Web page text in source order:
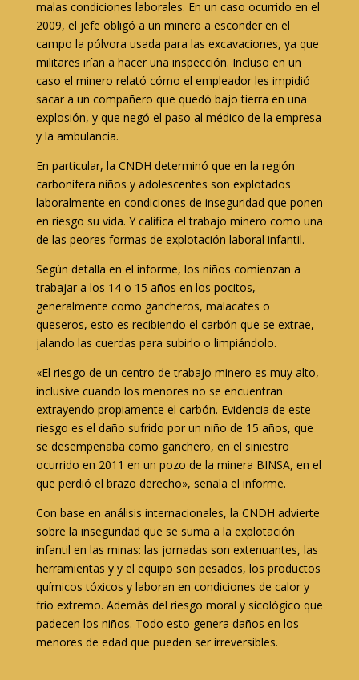
malas condiciones laborales. En un caso ocurrido en el
2009, el jefe obligó a un minero a esconder en el
campo la pólvora usada para las excavaciones, ya que
militares irían a hacer una inspección. Incluso en un
caso el minero relató cómo el empleador les impidió
sacar a un compañero que quedó bajo tierra en una
explosión, y que negó el paso al médico de la empresa
y la ambulancia.
En particular, la CNDH determinó que en la región
carbonífera niños y adolescentes son explotados
laboralmente en condiciones de inseguridad que ponen
en riesgo su vida. Y califica el trabajo minero como una
de las peores formas de explotación laboral infantil.
Según detalla en el informe, los niños comienzan a
trabajar a los 14 o 15 años en los pocitos,
generalmente como gancheros, malacates o
queseros, esto es recibiendo el carbón que se extrae,
jalando las cuerdas para subirlo o limpiándolo.
«El riesgo de un centro de trabajo minero es muy alto,
inclusive cuando los menores no se encuentran
extrayendo propiamente el carbón. Evidencia de este
riesgo es el daño sufrido por un niño de 15 años, que
se desempeñaba como ganchero, en el siniestro
ocurrido en 2011 en un pozo de la minera BINSA, en el
que perdió el brazo derecho», señala el informe.
Con base en análisis internacionales, la CNDH advierte
sobre la inseguridad que se suma a la explotación
infantil en las minas: las jornadas son extenuantes, las
herramientas y y el equipo son pesados, los productos
químicos tóxicos y laboran en condiciones de calor y
frío extremo. Además del riesgo moral y sicológico que
padecen los niños. Todo esto genera daños en los
menores de edad que pueden ser irreversibles.